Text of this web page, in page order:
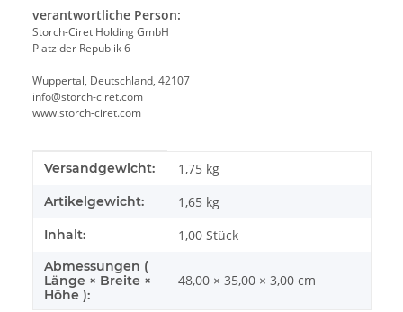
verantwortliche Person:
Storch-Ciret Holding GmbH
Platz der Republik 6
Wuppertal, Deutschland, 42107
info@storch-ciret.com
www.storch-ciret.com
Produkteigenschaft
Wert
Versandgewicht: 1,75 kg
Artikelgewicht: 1,65 kg
Inhalt: 1,00 Stück
Abmessungen (
Länge × Breite ×
Höhe ):
48,00 × 35,00 × 3,00 cm